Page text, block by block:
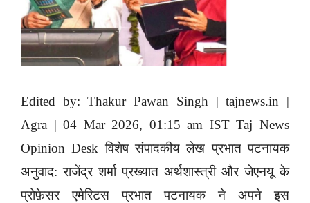
Edited by: Thakur Pawan Singh | tajnews.in |
Agra | 04 Mar 2026, 01:15 am IST Taj News
Opinion Desk विशेष संपादकीय लेख प्रभात पटनायक
अनुवाद: राजेंद्र शर्मा प्रख्यात अर्थशास्त्री और जेएनयू के
प्रोफ़ेसर एमेरिटस प्रभात पटनायक ने अपने इस